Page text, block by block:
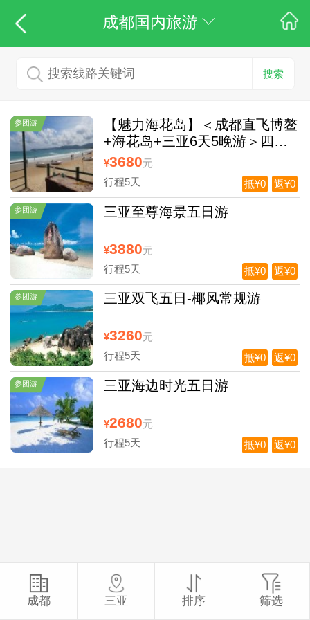
成都国内旅游
搜索
参团游
【魅力海花岛】＜成都直飞博鳌
+海花岛+三亚6天5晚游＞四川
独立发团，入住一晚海花岛欧堡
酒店
¥3680元
行程5天
返¥0
抵¥0
参团游 三亚至尊海景五日游
¥3880元
行程5天
返¥0
抵¥0
参团游 三亚双飞五日-椰风常规游
¥3260元
行程5天
返¥0
抵¥0
参团游 三亚海边时光五日游
¥2680元
行程5天
返¥0
抵¥0
成都 三亚 排序 筛选